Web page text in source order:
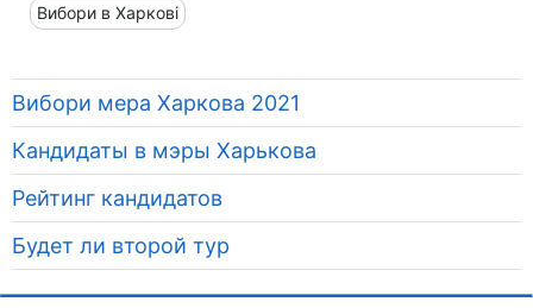
Вибори в Харкові
Вибори мера Харкова 2021
Кандидаты в мэры Харькова
Рейтинг кандидатов
Будет ли второй тур